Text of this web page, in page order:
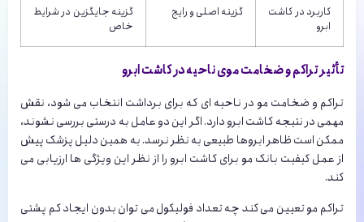
کاربرد در کاشت
ابرو
گزینه اصلی و رایج
گزینه جایگزین در شرایط
خاص
تأثیر تراکم و ضخامت موی ناحیه در کاشت ابرو
تراکم و ضخامت مو در ناحیه ای که برای برداشت انتخاب می شود، نقش
مهمی در نتیجه کاشت ابرو دارد. اگر این دو عامل به درستی بررسی نشوند،
ممکن است ظاهر ابروها طبیعی به نظر نرسد. به همین دلیل پزشک پیش
از عمل کیفیت بانک مو برای کاشت ابرو را از نظر این ویژگی ها ارزیابی می
کند.
تراکم مو تعیین می کند چه تعداد فولیکول می توان بدون ایجاد کم پشتی